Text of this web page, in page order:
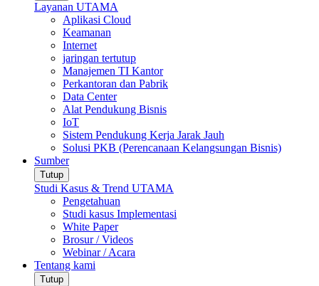
Layanan UTAMA
Aplikasi Cloud
Keamanan
Internet
jaringan tertutup
Manajemen TI Kantor
Perkantoran dan Pabrik
Data Center
Alat Pendukung Bisnis
IoT
Sistem Pendukung Kerja Jarak Jauh
Solusi PKB (Perencanaan Kelangsungan Bisnis)
Sumber
Tutup
Studi Kasus & Trend UTAMA
Pengetahuan
Studi kasus Implementasi
White Paper
Brosur / Videos
Webinar / Acara
Tentang kami
Tutup